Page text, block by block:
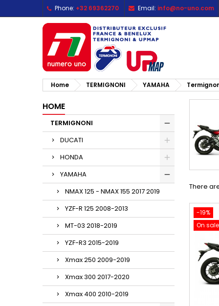
Phone: +32 69362270 Email: info@no-uno.com
Home TERMIGNONI YAMAHA
HOME
TERMIGNONI
DUCATI
HONDA
YAMAHA
NMAX 125 - NMAX 155 2017 2019
YZF-R 125 2008-2013
MT-03 2018-2019
YZF-R3 2015-2019
Xmax 250 2009-2019
Xmax 300 2017-2020
Xmax 400 2010-2019
There
-19%
On